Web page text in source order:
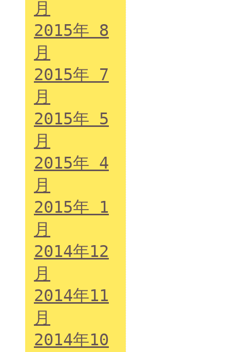
月
2015年 8
月
2015年 7
月
2015年 5
月
2015年 4
月
2015年 1
月
2014年12
月
2014年11
月
2014年10